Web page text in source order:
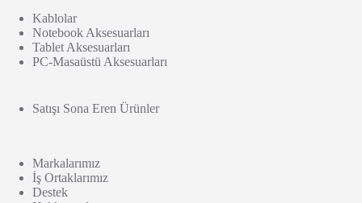
Kablolar
Notebook Aksesuarları
Tablet Aksesuarları
PC-Masaüstü Aksesuarları
Satışı Sona Eren Ürünler
Markalarımız
İş Ortaklarımız
Destek